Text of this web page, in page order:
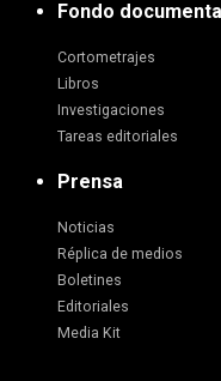
Fondo documental
Cortometrajes
Libros
Investigaciones
Tareas editoriales
Prensa
Noticias
Réplica de medios
Boletines
Editoriales
Media Kit